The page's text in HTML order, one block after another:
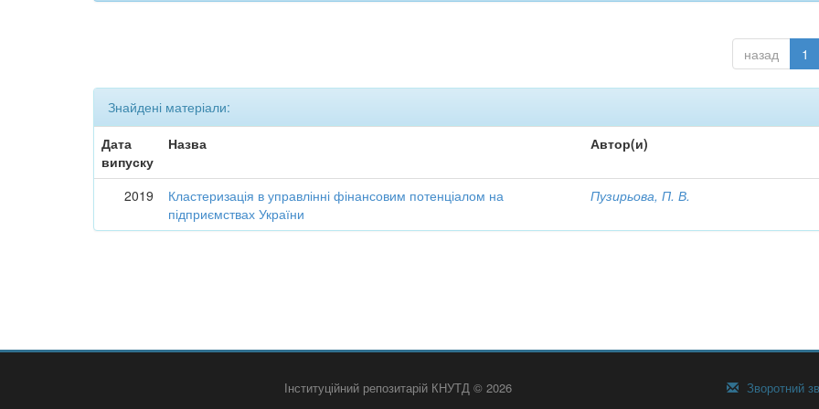
назад 1
Знайдені матеріали:
Дата
випуску
Назва Автор(и)
2019
Кластеризація в управлінні фінансовим потенціалом на
підприємствах України
Пузирьова, П. В.
Інституційний репозитарій КНУТД © 2026 Зворотний